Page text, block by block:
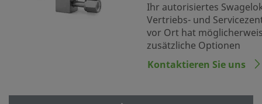
Ihr autorisiertes
Vertriebs- und
vor Ort hat
zusätzliche Optionen
Kontaktieren Sie uns